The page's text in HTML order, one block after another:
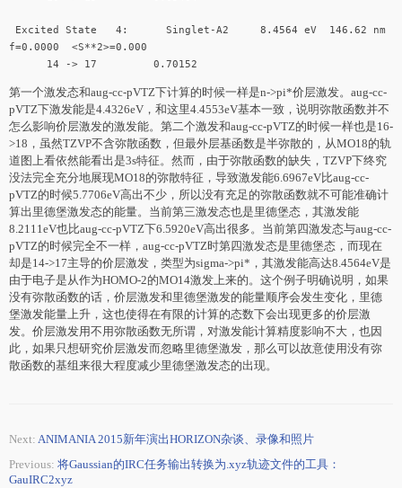
Excited State 4: Singlet-A2 8.4564 eV 146.62 nm
f=0.0000 <S**2>=0.000
14 -> 17 0.70152
第一个激发态和aug-cc-pVTZ下计算的时候一样是n->pi*价层激发。aug-cc-
pVTZ下激发能是4.4326eV，和这里4.4553eV基本一致，说明弥散函数并不
怎么影响价层激发的激发能。第二个激发和aug-cc-pVTZ的时候一样也是16-
>18，虽然TZVP不含弥散函数，但最外层基函数是半弥散的，从MO18的轨
道图上看依然能看出是3s特征。然而，由于弥散函数的缺失，TZVP下终究
没法完全充分地展现MO18的弥散特征，导致激发能6.6967eV比aug-cc-
pVTZ的时候5.7706eV高出不少，所以没有充足的弥散函数就不可能准确计
算出里德堡激发态的能量。当前第三激发态也是里德堡态，其激发能
8.2111eV也比aug-cc-pVTZ下6.5920eV高出很多。当前第四激发态与aug-cc-
pVTZ的时候完全不一样，aug-cc-pVTZ时第四激发态是里德堡态，而现在
却是14->17主导的价层激发，类型为sigma->pi*，其激发能高达8.4564eV是
由于电子是从作为HOMO-2的MO14激发上来的。这个例子明确说明，如果
没有弥散函数的话，价层激发和里德堡激发的能量顺序会发生变化，里德
堡激发能量上升，这也使得在有限的计算的态数下会出现更多的价层激
发。价层激发用不用弥散函数无所谓，对激发能计算精度影响不大，也因
此，如果只想研究价层激发而忽略里德堡激发，那么可以故意使用没有弥
散函数的基组来很大程度减少里德堡激发态的出现。
Next: ANIMANIA 2015新年演出HORIZON杂谈、录像和照片
Previous: 将Gaussian的IRC任务输出转换为.xyz轨迹文件的工具：
GauIRC2xyz